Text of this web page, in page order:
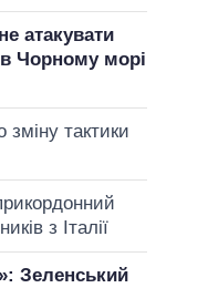
атакувати
в Чорному морі
зміну тактики
з Італії
Зеленський